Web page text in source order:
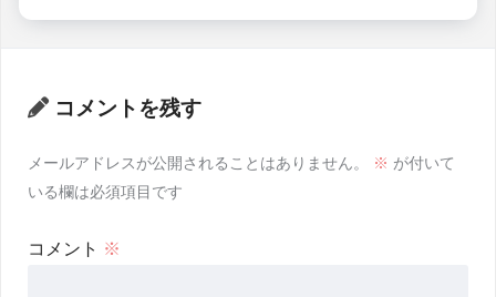
コメントを残す
メールアドレスが公開されることはありません。 ※ が付いて
いる欄は必須項目です
コメント ※